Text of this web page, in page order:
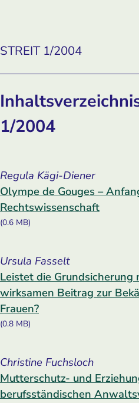
STREIT 1/2004
1/2004
Regula Kägi-Diener
Olympe de Gouges –
Rechtswissenschaft
(0.6 MB)
Ursula Fasselt
Leistet die Grundsicherung
wirksamen Beitrag zur
Frauen?
(0.8 MB)
Christine Fuchsloch
Mutterschutz- und
berufsständischen